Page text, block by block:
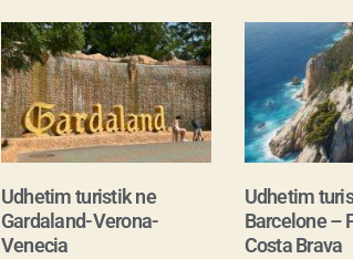
Udhetim turistik ne
Gardaland-Verona-
Venecia
Udhetim
Barcelone –
Costa Brava